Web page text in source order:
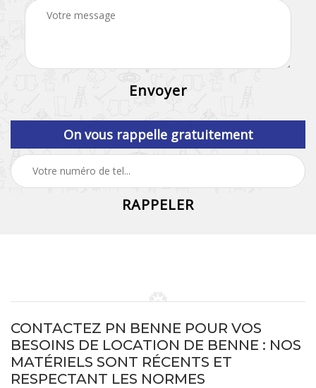
On vous rappelle gratuitement
CONTACTEZ PN BENNE POUR VOS
BESOINS DE LOCATION DE BENNE : NOS
MATÉRIELS SONT RÉCENTS ET
RESPECTANT LES NORMES